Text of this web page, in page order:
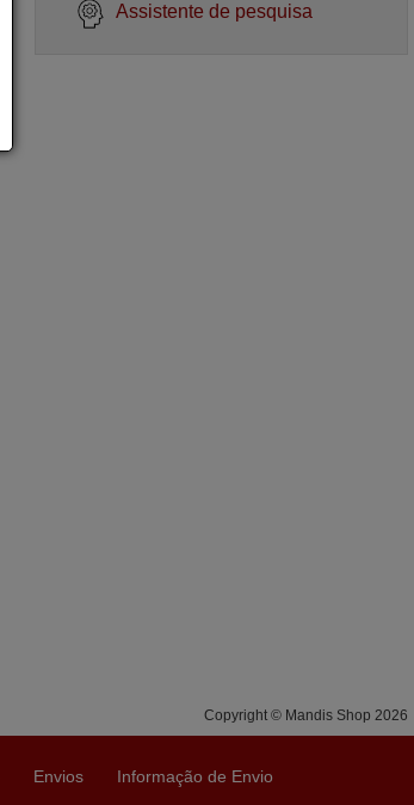
Assistente de pesquisa
Copyright © Mandis Shop 2026
Envios
Informação de Envio